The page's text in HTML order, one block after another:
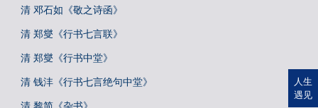
清 邓石如《敬之诗函》
清 郑燮《行书七言联》
清 郑燮《行书中堂》
清 钱沣《行书七言绝句中堂》
人生
遇见